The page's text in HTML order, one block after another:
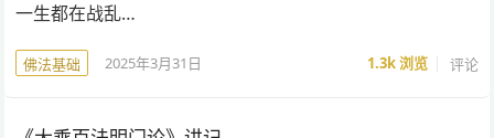
一生都在战乱…
佛法基础 2025年3月31日 1.3k浏览 评论